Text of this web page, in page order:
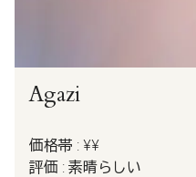
Agazi
価格帯 : ¥¥
評価 : 素晴らしい